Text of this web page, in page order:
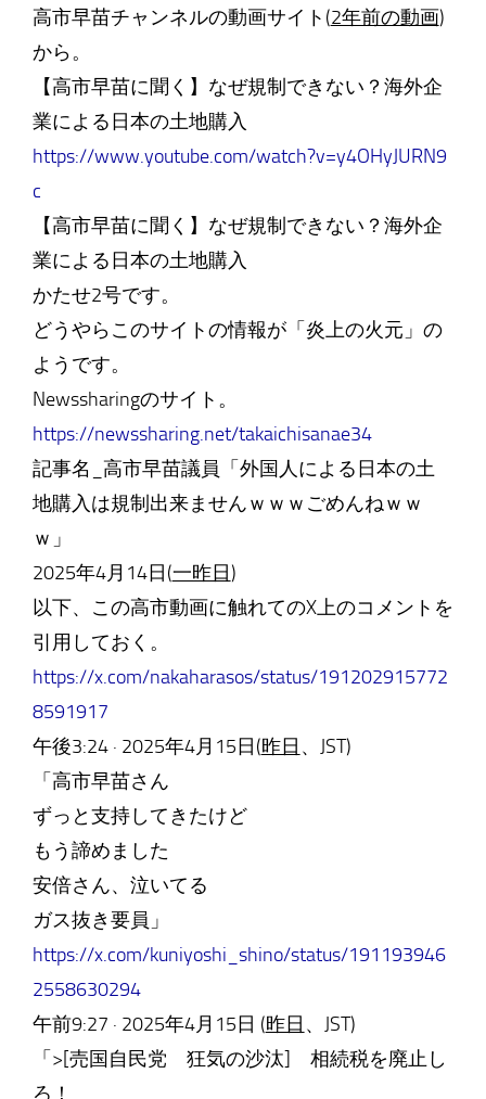
高市早苗チャンネルの動画サイト(2年前の動画)
から。
【高市早苗に聞く】なぜ規制できない？海外企
業による日本の土地購入
https://www.youtube.com/watch?v=y4OHyJURN9
c
【高市早苗に聞く】なぜ規制できない？海外企
業による日本の土地購入
かたせ2号です。
どうやらこのサイトの情報が「炎上の火元」の
ようです。
Newssharingのサイト。
https://newssharing.net/takaichisanae34
記事名_高市早苗議員「外国人による日本の土
地購入は規制出来ませんｗｗｗごめんねｗｗ
ｗ」
2025年4月14日(一昨日)
以下、この高市動画に触れてのX上のコメントを
引用しておく。
https://x.com/nakaharasos/status/191202915772
8591917
午後3:24 · 2025年4月15日(昨日 、JST)
「高市早苗さん
ずっと支持してきたけど
もう諦めました
安倍さん、泣いてる
ガス抜き要員」
https://x.com/kuniyoshi_shino/status/191193946
2558630294
午前9:27 · 2025年4月15日 (昨日 、JST)
「>[売国自民党 狂気の沙汰] 相続税を廃止し
ろ！